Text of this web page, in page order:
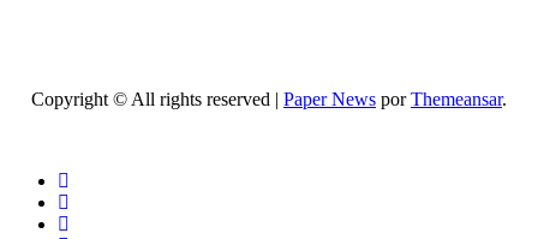
Copyright © All rights reserved | Paper News porThemeansar.